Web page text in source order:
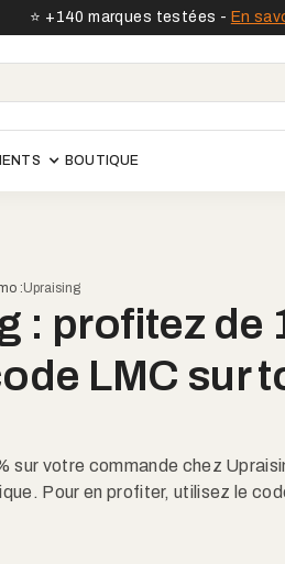
⭐️ +140 marques testées - En
BOUTIQUE
:Upraising
: profitez de
LMC sur
sur votre commande chez
Pour en profiter, utilisez le